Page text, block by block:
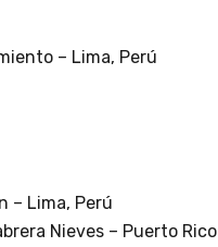
– Lima, Perú
– Lima, Perú
Nieves – Puerto Rico